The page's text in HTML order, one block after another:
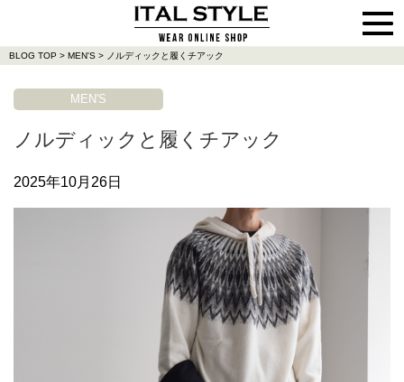
BLOG TOP > MEN'S > ノルディックと履くチアック
MEN'S
ノルディックと履くチアック
2025年10月26日